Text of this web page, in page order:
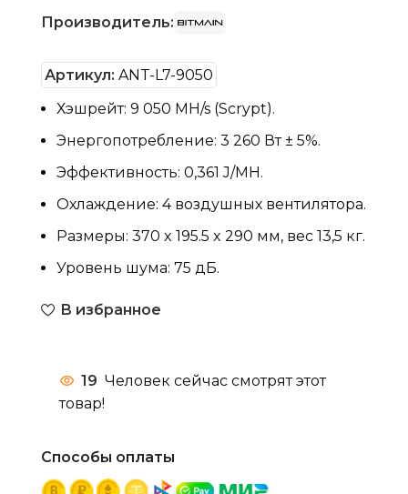
Производитель:
Артикул: ANT-L7-9050
Хэшрейт: 9 050 MH/s (Scrypt).
Энергопотребление: 3 260 Вт ± 5%.
Эффективность: 0,361 J/MH.
Охлаждение: 4 воздушных вентилятора.
Размеры: 370 x 195.5 x 290 мм, вес 13,5 кг.
Уровень шума: 75 дБ.
В избранное
19 Человек сейчас смотрят этот
товар!
Способы оплаты